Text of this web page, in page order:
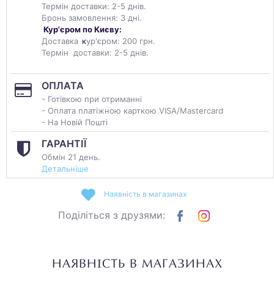
Термін доставки: 2-5 днів.
Бронь замовлення: 3 дні.
Кур'єром по Києву:
Доставка кур'єром: 200 грн.
Термін доставки: 2-5 днів.
ОПЛАТА
- Готівкою при отриманні
- Оплата платіжною карткою VISA/Mastercard
- На Новій Пошті
ГАРАНТІЇ
Обмін 21 день.
Детальніше
Наявність в магазинах
Поділіться з друзями:
НАЯВНІСТЬ В МАГАЗИНАХ